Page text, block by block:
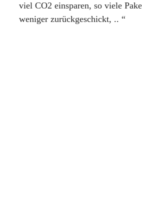
viel CO2 einsparen, so viele
weniger zurückgeschickt, .. “